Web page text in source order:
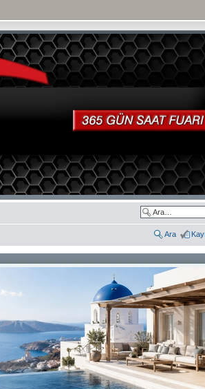
Ara